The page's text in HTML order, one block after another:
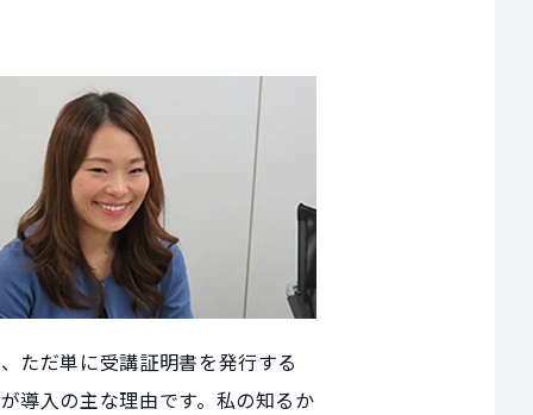
ただ単に受講証明書を発行する
導入の主な理由です。私の知るか